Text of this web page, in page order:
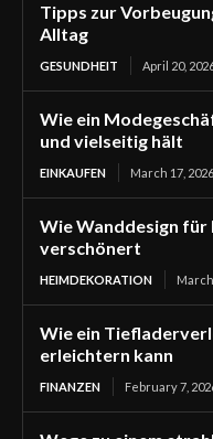
Tipps zur
Alltag
GESUNDHEIT April 20,
Wie ein
und vielseitig hält
EINKAUFEN March 17, 2026
Wie Wanddesign für
verschönert
HEIMDEKORATION
Wie ein
erleichtern kann
FINANZEN February 7,